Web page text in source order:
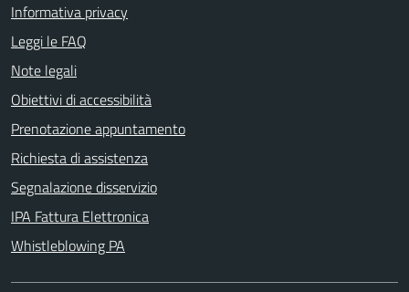
Informativa privacy
Leggi le FAQ
Note legali
Obiettivi di accessibilità
Prenotazione appuntamento
Richiesta di assistenza
Segnalazione disservizio
IPA Fattura Elettronica
Whistleblowing PA